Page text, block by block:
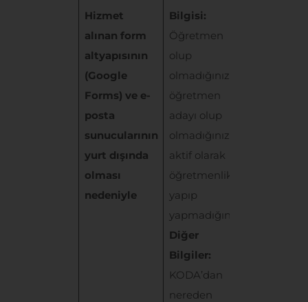
Hizmet
alınan form
altyapısının
(Google
Forms) ve e-
posta
sunucularının
yurt dışında
olması
nedeniyle
Bilgisi:
Öğretmen
olup
olmadığınız,
öğretmen
adayı olup
olmadığınız,
aktif olarak
öğretmenlik
yapıp
yapmadığınız
Diğer
Bilgiler:
KODA’dan
nereden